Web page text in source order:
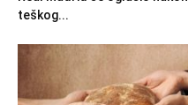
teškog...